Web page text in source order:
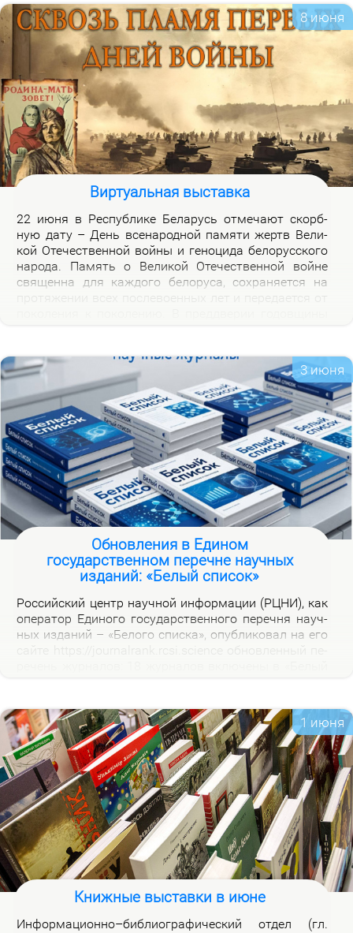
2026 го­дов и пуб­ли­ка­ций о нем и его ра­бо­тах. Спра­
воч­ник пред­на­зна­чен для на­уч­ных ра­бот­ни­ков, пре­
по­да­ва­те­лей, ас­пи­ран­тов, сту­ден­тов, всех тех, кто
ин­те­ре­су­ет­ся тео­ри­ей клас­сов ко­неч­ных групп и ме­
то­ди­кой пре­по­да­ва­ния ма­те­ма­ти­ки в шко­ле и ву­зе,
а так­же жиз­нью и де­я­тель­но­стью Ни­ко­лая Ти­мо­фе­
е­ви­ча Во­ро­бье­ва.
8 июня
Виртуальная выставка
22 июня в Рес­пуб­ли­ке Бе­ла­русь от­ме­ча­ют скорб­
ную да­ту – День все­на­род­ной па­мя­ти жертв Ве­ли­
кой Оте­че­ствен­ной вой­ны и ге­но­ци­да бе­ло­рус­ско­го
на­ро­да. Па­мять о Ве­ли­кой Оте­че­ствен­ной войне
свя­щен­на для каж­до­го бе­ло­ру­са, со­хра­ня­ет­ся на
пер­вых дней вой­ны», ко­то­рая по­свя­ща­ет­ся тра­ги­че­
ским и ге­ро­и­че­ским стра­ни­цам ис­то­рии борь­бы с
немец­ко-фа­шист­ски­ми за­хват­чи­ка­ми в на­чаль­ный
пе­ри­од вой­ны.
3 июня
Обновления в Едином
государственном перечне научных
изданий: «Белый список»
Рос­сий­ский центр на­уч­ной ин­фор­ма­ции (РЦНИ), как
опе­ра­тор Еди­но­го го­судар­ствен­но­го пе­реч­ня на­уч­
ных из­да­ний – «Бе­ло­го спис­ка», опуб­ли­ко­вал на его
на­лов на вклад­ке «Уров­ни» раз­ме­ще­ны при­ме­ча­ния,
по­яс­ня­ю­щие при­чи­ны вклю­че­ния жур­на­лов и из­ме­
не­ния уров­ней.
1 июня
Книжные выставки в июне
Ин­фор­ма­ци­он­но–биб­лио­гра­фи­че­ский от­дел (гл.